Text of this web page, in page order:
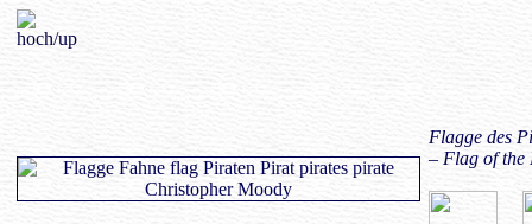
Flagge des
– Flag of the